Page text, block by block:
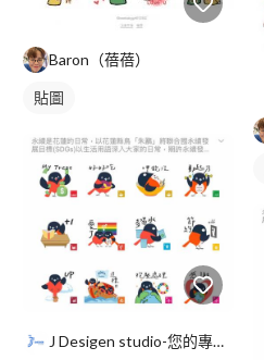
Baron（蓓蓓）
貼圖
J Desigen studio-您的專屬平面設計師